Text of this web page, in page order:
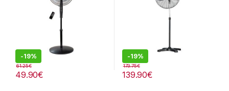
-19%
49.90€
61.25€
-19%
139.90€
173.75€